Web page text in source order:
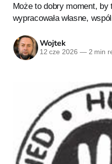
Może to dobry moment, by
wypracowała własne,
Wojtek
12 cze 2026 —2 min